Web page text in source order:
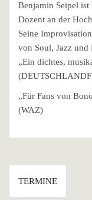
Benjamin Seipel ist
Dozent an der
Seine
von Soul, Jazz
„Ein dichtes,
„Für Fans von
(WAZ)
TERMINE